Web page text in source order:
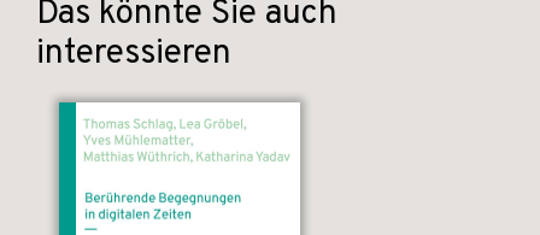
Das könnte Sie auch
interessieren